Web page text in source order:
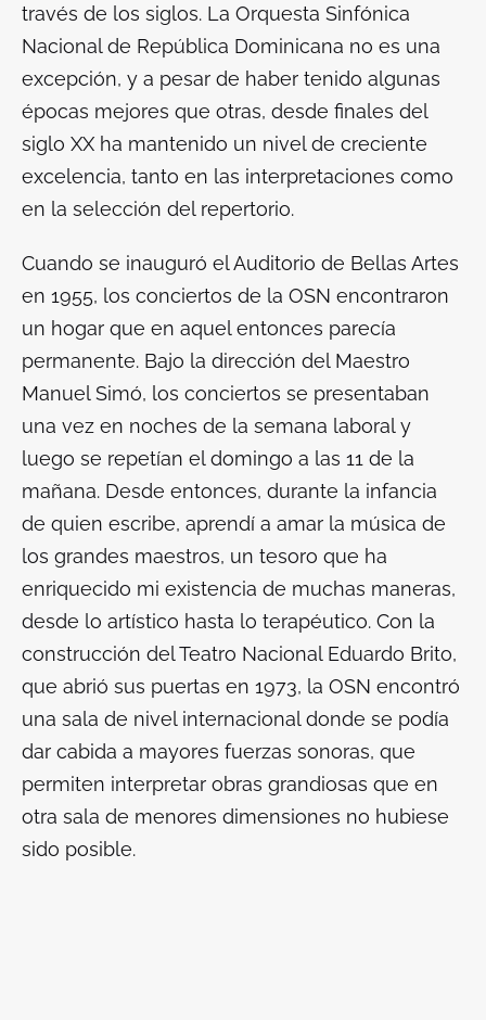
través de los siglos. La Orquesta Sinfónica
Nacional de República Dominicana no es una
excepción, y a pesar de haber tenido algunas
épocas mejores que otras, desde finales del
siglo XX ha mantenido un nivel de creciente
excelencia, tanto en las interpretaciones como
en la selección del repertorio.
Cuando se inauguró el Auditorio de Bellas Artes
en 1955, los conciertos de la OSN encontraron
un hogar que en aquel entonces parecía
permanente. Bajo la dirección del Maestro
Manuel Simó, los conciertos se presentaban
una vez en noches de la semana laboral y
luego se repetían el domingo a las 11 de la
mañana. Desde entonces, durante la infancia
de quien escribe, aprendí a amar la música de
los grandes maestros, un tesoro que ha
enriquecido mi existencia de muchas maneras,
desde lo artístico hasta lo terapéutico. Con la
construcción del Teatro Nacional Eduardo Brito,
que abrió sus puertas en 1973, la OSN encontró
una sala de nivel internacional donde se podía
dar cabida a mayores fuerzas sonoras, que
permiten interpretar obras grandiosas que en
otra sala de menores dimensiones no hubiese
sido posible.